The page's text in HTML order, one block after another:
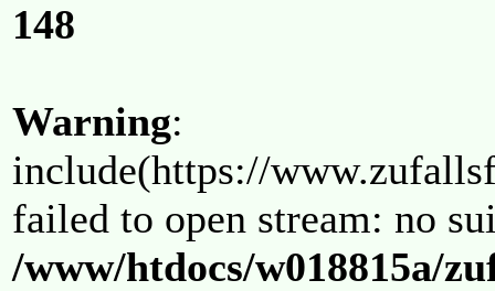
148
Warning:
include(https://
failed to open stream: no
/www/htdocs/w018815a/